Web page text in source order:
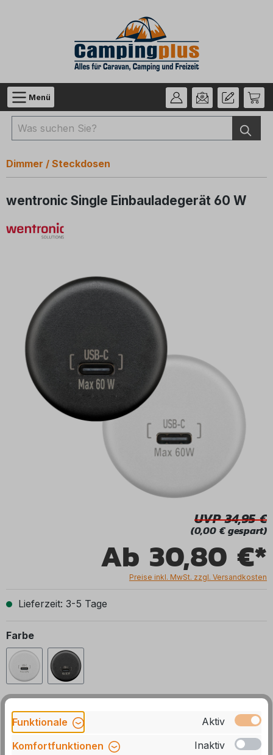
Zum Hauptinhalt springen
Menü
Dimmer / Steckdosen
wentronic Single Einbauladegerät 60 W
Bildergalerie überspringen
Ab 30,80 €*
UVP 34,95
(0,00 € gespart)
Preise inkl. MwSt. zzgl. Versandkosten
Lieferzeit: 3-5 Tage
Farbeauswählen
weiß schwarz
Auswahl zurücksetzen
Funktionale
Aktiv
Komfortfunktionen
Inaktiv